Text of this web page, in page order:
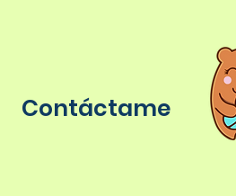
Contáctame